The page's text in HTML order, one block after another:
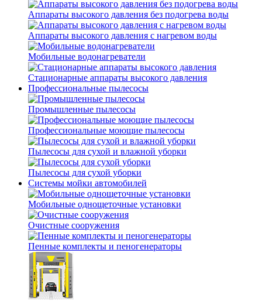
Аппараты высокого давления без подогрева воды
Аппараты высокого давления с нагревом воды
Мобильные водонагреватели
Стационарные аппараты высокого давления
Профессиональные пылесосы
Промышленные пылесосы
Профессиональные моющие пылесосы
Пылесосы для сухой и влажной уборки
Пылесосы для сухой уборки
Системы мойки автомобилей
Мобильные однощеточные установки
Очистные сооружения
Пенные комплекты и пеногенераторы